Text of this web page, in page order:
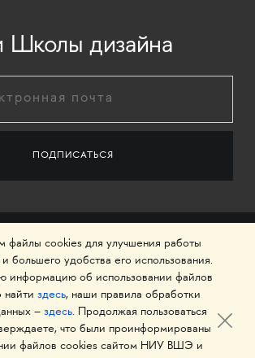
Школы дизайна
исследовательский
файлы cookies для улучшения работы
удобства его использования.
информацию об использовании файлов
здесь, наши правила обработки
– здесь. Продолжая пользоваться
что были проинформированы
файлов cookies сайтом НИУ ВШЭ и